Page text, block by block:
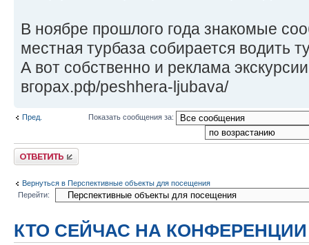
В ноябре прошлого года знакомые
местная турбаза собирается водить
А вот собственно и реклама
вгорах.рф/peshhera-ljubava/
Пред. Показать сообщения за:
Ответить
Вернуться в Перспективные объекты для посещения
Перейти:
КТО СЕЙЧАС НА КОНФЕРЕНЦИИ